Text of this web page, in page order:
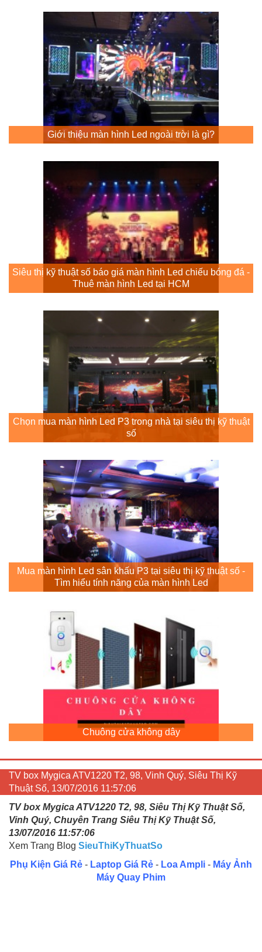
Giới thiệu màn hình Led ngoài trời là gì?
Siêu thị kỹ thuật số báo giá màn hình Led chiếu bóng đá -
Thuê màn hình Led tại HCM
Chọn mua màn hình Led P3 trong nhà tại siêu thị kỹ thuật
số
Mua màn hình Led sân khấu P3 tại siêu thị kỹ thuật số -
Tìm hiểu tính năng của màn hình Led
Chuông cửa không dây
TV box Mygica ATV1220 T2, 98, Vinh Quý, Siêu Thị Kỹ
Thuật Số, 13/07/2016 11:57:06
TV box Mygica ATV1220 T2, 98, Siêu Thị Kỹ Thuật Số,
Vinh Quý, Chuyên Trang Siêu Thị Kỹ Thuật Số,
13/07/2016 11:57:06
Xem Trang Blog SieuThiKyThuatSo
Phụ Kiện Giá Rẻ - Laptop Giá Rẻ - Loa Ampli - Máy Ảnh
Máy Quay Phim